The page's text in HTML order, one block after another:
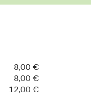
8,00 €
8,00 €
12,00 €